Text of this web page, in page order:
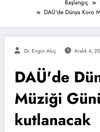
Başlangıç
DAÜ'de Dünya Koro
Dr. Engin Aluç Aralık 4,
DAÜ'de
Müziği
kutlanacak